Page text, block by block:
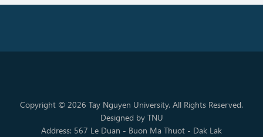
Copyright © 2026 Tay Nguyen University. All Rights Reserved.
Designed by TNU
Address: 567 Le Duan - Buon Ma Thuot - Dak Lak